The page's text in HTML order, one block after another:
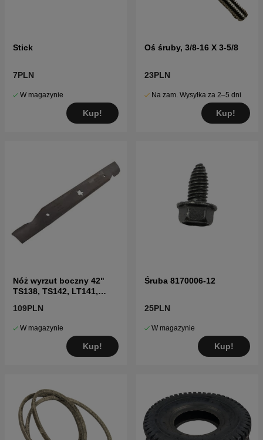
Stick
7PLN
W magazynie
Kup!
Oś śruby, 3/8-16 X 3-5/8
23PLN
Na zam. Wysyłka za 2–5 dni
Kup!
Nóż wyrzut boczny 42"
TS138, TS142, LT141,
109PLN
W magazynie
Kup!
Śruba 8170006-12
25PLN
W magazynie
Kup!